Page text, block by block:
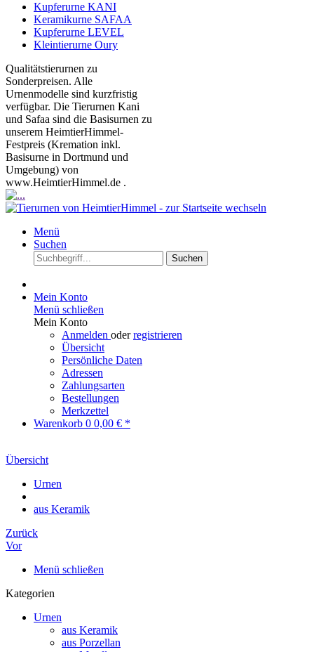
Kupferurne KANI
Keramikurne SAFAA
Kupferurne LEVEL
Kleintierurne Oury
Qualitätstierurnen zu
Sonderpreisen. Alle
Urnenmodelle sind kurzfristig
verfügbar. Die Tierurnen Kani
und Safaa sind die Basisurnen zu
unserem HeimtierHimmel-
Festpreis (Kremation inkl.
Basisurne in Dortmund und
Umgebung) von
www.HeimtierHimmel.de .
Menü
Suchen
Suchen
Mein Konto
Menü schließen
Mein Konto
Anmelden oderregistrieren
Übersicht
Persönliche Daten
Adressen
Zahlungsarten
Bestellungen
Merkzettel
Warenkorb 0 0,00 € *
Übersicht
Urnen
aus Keramik
Zurück
Vor
Menü schließen
Kategorien
Urnen
aus Keramik
aus Porzellan